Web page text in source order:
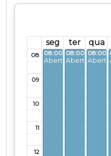
seg ter qua
08
09
10
11
12
08:00 - 17:00
Aberto
08:00 - 17:00
Aberto
08:00 -
Aberto